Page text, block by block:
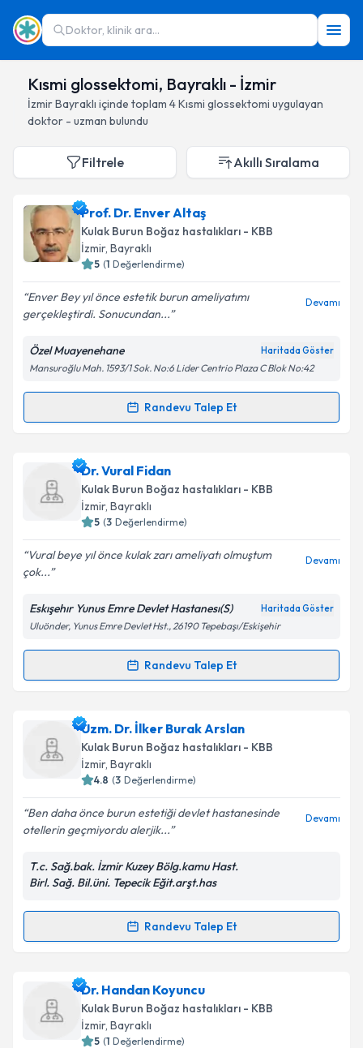
Doktor, klinik ara...
Kısmi glossektomi, Bayraklı - İzmir
İzmirBayraklı içinde toplam 4Kısmi glossektomi uygulayan
doktor - uzman bulundu
Filtrele Akıllı Sıralama
Prof. Dr. Enver Altaş
Kulak Burun Boğaz hastalıkları - KBB
İzmir, Bayraklı
5 (1 Değerlendirme)
Enver Bey yıl önce estetik burun ameliyatımı
gerçekleştirdi. Sonucundan...
Devamı
Özel Muayenehane Haritada Göster
Mansuroğlu Mah. 1593/1 Sok. No:6 Lider Centrio Plaza C Blok No:42
Randevu Talep Et
Randevu Takvimi Talebi
Prof. Dr. Enver Altaşiçin randevu takvimi talebi
oluşturun. Size bu uzmandan randevu almanız için bir
takvim hazırlandığında e-posta ile bilgilendireceğiz.
Kişisel verilerimin işlenmesine ilişkin
Aydınlatma
Metni'ni okudum ve kişisel verilerimin belirtilen
kapsamda işlenmesini kabul ediyorum.
Dr. Vural Fidan
Kulak Burun Boğaz hastalıkları - KBB
İzmir, Bayraklı
5 (3 Değerlendirme)
Vural beye yıl önce kulak zarı ameliyatı olmuştum
çok...
Devamı
Eskışehır Yunus Emre Devlet Hastanesı(S) Haritada Göster
Uluönder, Yunus Emre Devlet Hst., 26190 Tepebaşı/Eskişehir
Randevu Talep Et
Randevu Takvimi Talebi
Dr. Vural Fidaniçin randevu takvimi talebi oluşturun.
Size bu uzmandan randevu almanız için bir takvim
hazırlandığında e-posta ile bilgilendireceğiz.
Kişisel verilerimin işlenmesine ilişkin
Metni'ni okudum ve kişisel verilerimin belirtilen
Uzm. Dr. İlker Burak Arslan
Kulak Burun Boğaz hastalıkları - KBB
İzmir, Bayraklı
4.8 (3 Değerlendirme)
Ben daha önce burun estetiği devlet hastanesinde
otellerin geçmiyordu alerjik...
Devamı
T.c. Sağ.bak. İzmir Kuzey Bölg.kamu Hast.
Birl. Sağ. Bil.üni. Tepecik Eğit.arşt.has
Randevu Talep Et
Randevu Takvimi Talebi
Uzm. Dr. İlker Burak Arslan
talebi oluşturun. Size bu uzmandan randevu almanız
için bir takvim hazırlandığında e-posta ile
bilgilendireceğiz.
Dr. Handan Koyuncu
Kulak Burun Boğaz hastalıkları - KBB
İzmir, Bayraklı
5 (1 Değerlendirme)